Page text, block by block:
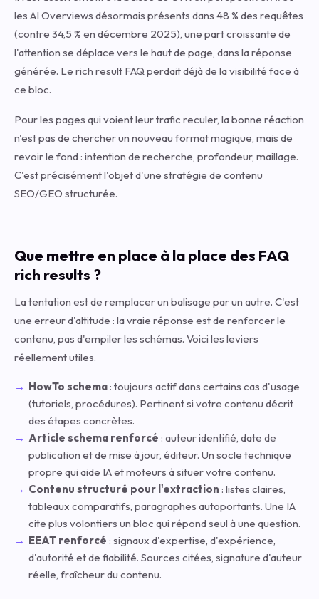
les AI Overviews désormais présents dans 48 % des requêtes
(contre 34,5 % en décembre 2025), une part croissante de
l'attention se déplace vers le haut de page, dans la réponse
générée. Le rich result FAQ perdait déjà de la visibilité face à
ce bloc.
Pour les pages qui voient leur trafic reculer, la bonne réaction
n'est pas de chercher un nouveau format magique, mais de
revoir le fond : intention de recherche, profondeur, maillage.
C'est précisément l'objet d'une stratégie de contenu
SEO/GEO structurée.
Que mettre en place à la place des FAQ
rich results ?
La tentation est de remplacer un balisage par un autre. C'est
une erreur d'altitude : la vraie réponse est de renforcer le
contenu, pas d'empiler les schémas. Voici les leviers
réellement utiles.
HowTo schema: toujours actif dans certains cas d'usage
(tutoriels, procédures). Pertinent si votre contenu décrit
des étapes concrètes.
Article schema renforcé : auteur identifié, date de
publication et de mise à jour, éditeur. Un socle technique
propre qui aide IA et moteurs à situer votre contenu.
Contenu structuré pour l'extraction : listes claires,
tableaux comparatifs, paragraphes autoportants. Une IA
cite plus volontiers un bloc qui répond seul à une question.
EEAT renforcé : signaux d'expertise, d'expérience,
d'autorité et de fiabilité. Sources citées, signature d'auteur
réelle, fraîcheur du contenu.